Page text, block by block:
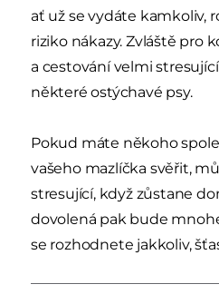
ať už se vydáte kamkoliv,
riziko nákazy. Zvláště pro
a cestování velmi
některé ostýchavé psy.
Pokud máte někoho
vašeho mazlíčka svěřit,
stresující, když zůstane
dovolená pak bude
se rozhodnete jakkoliv,